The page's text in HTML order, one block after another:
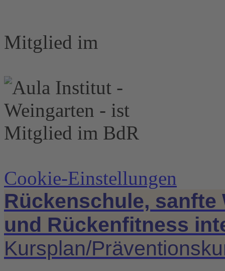
Mitglied im
Cookie-Einstellungen
Rückenschule,
und Rückenfitness
Kursplan/